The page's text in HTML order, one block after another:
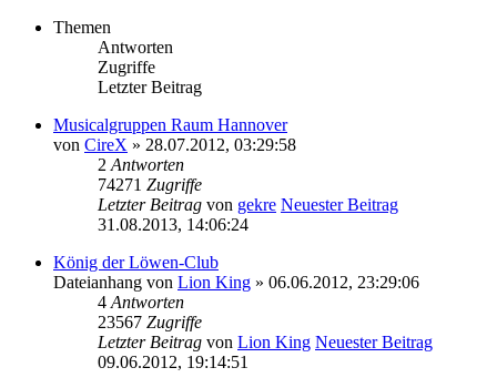
Themen
Antworten
Zugriffe
Letzter Beitrag
Musicalgruppen Raum Hannover
von CireX » 28.07.2012, 03:29:58
2 Antworten
74271 Zugriffe
Letzter Beitrag von gekre Neuester Beitrag
31.08.2013, 14:06:24
König der Löwen-Club
Dateianhang von Lion King » 06.06.2012, 23:29:06
4 Antworten
23567 Zugriffe
Letzter Beitrag von Lion King Neuester Beitrag
09.06.2012, 19:14:51